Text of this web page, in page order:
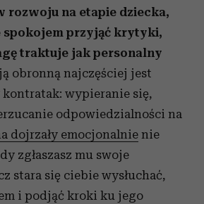
rozwoju na etapie dziecka,
spokojem przyjąć krytyki,
traktuje jak personalny
obronną najczęściej jest
wypieranie się,
odpowiedzialności na
dojrzały emocjonalnie nie
zgłaszasz mu swoje
stara się ciebie wysłuchać,
i podjąć kroki ku jego